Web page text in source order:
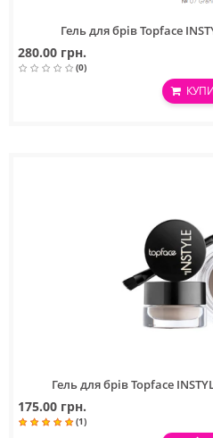
Гель для брів Topface
280.00 грн.
(0)
Гель для брів Topface
175.00 грн.
(1)